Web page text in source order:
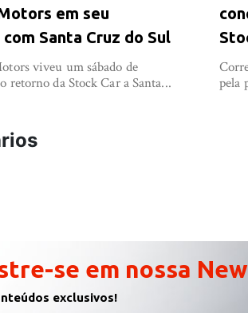
em seu
Santa Cruz do Sul
viveu um sábado de
retorno da Stock Car a Santa...
pela
se em nossa
exclusivos!